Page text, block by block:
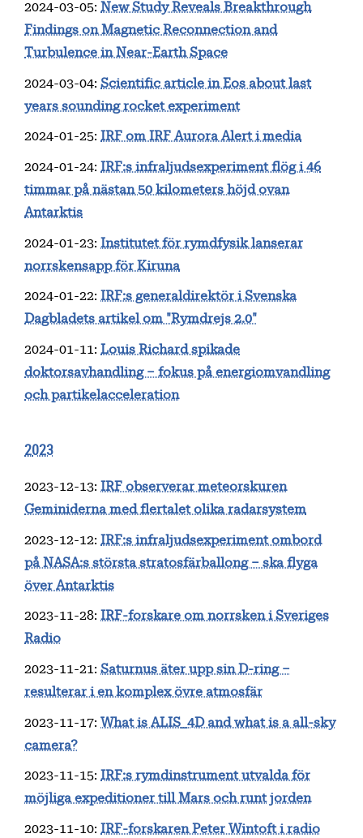
2024-03-05: New Study Reveals Breakthrough
Findings on Magnetic Reconnection and
Turbulence in Near-Earth Space
2024-03-04: Scientific article in Eos about last
years sounding rocket experiment
2024-01-25: IRF om IRF Aurora Alert i media
2024-01-24: IRF:s infraljudsexperiment flög i 46
timmar på nästan 50 kilometers höjd ovan
Antarktis
2024-01-23: Institutet för rymdfysik lanserar
norrskensapp för Kiruna
2024-01-22: IRF:s generaldirektör i Svenska
Dagbladets artikel om "Rymdrejs 2.0"
2024-01-11 : Louis Richard spikade
doktorsavhandling – fokus på energiomvandling
och partikelacceleration
2023
2023-12-13: IRF observerar meteorskuren
Geminiderna med flertalet olika radarsystem
2023-12-12: IRF:s infraljudsexperiment ombord
på NASA:s största stratosfärballong – ska flyga
över Antarktis
2023-11-28: IRF-forskare om norrsken i Sveriges
Radio
2023-11-21 : Saturnus äter upp sin D-ring –
resulterar i en komplex övre atmosfär
2023-11-17: What is ALIS_4D and what is a all-sky
camera?
2023-11-15: IRF:s rymdinstrument utvalda för
möjliga expeditioner till Mars och runt jorden
2023-11-10: IRF-forskaren Peter Wintoft i radio